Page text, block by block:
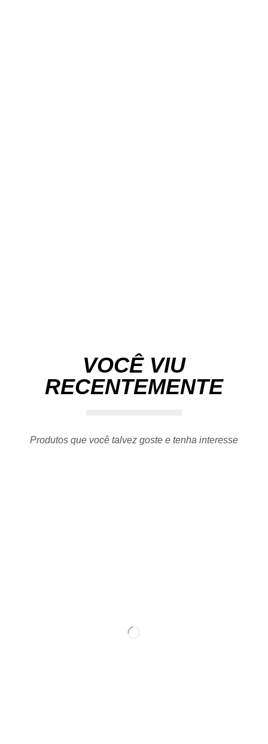
VOCÊ VIU
RECENTEMENTE
Produtos que você talvez goste e tenha interesse